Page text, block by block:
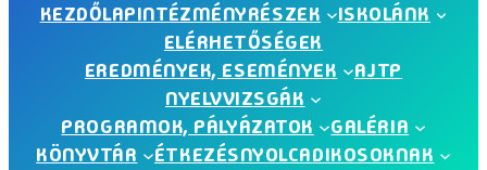
KEZDŐLAPINTÉZMÉNYRÉSZEK
ISKOLÁNK
ELÉRHETŐSÉGEK
EREDMÉNYEK, ESEMÉNYEK
AJTP
NYELVVIZSGÁK
PROGRAMOK, PÁLYÁZATOK
GALÉRIA
KÖNYVTÁR
ÉTKEZÉSNYOLCADIKOSOKNAK